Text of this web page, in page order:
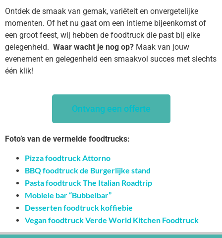
Ontdek de smaak van gemak, variëteit en onvergetelijke
momenten. Of het nu gaat om een intieme bijeenkomst of
een groot feest, wij hebben de foodtruck die past bij elke
gelegenheid. Waar wacht je nog op? Maak van jouw
evenement en gelegenheid een smaakvol succes met slechts
één klik!
Ontvang een offerte
Foto’s van de vermelde foodtrucks:
Pizza foodtruck Attorno
BBQ foodtruck de Burgerlijke stand
Pasta foodtruck The Italian Roadtrip
Mobiele bar “Bubbelbar”
Desserten foodtruck koffiebie
Vegan foodtruck Verde World Kitchen Foodtruck